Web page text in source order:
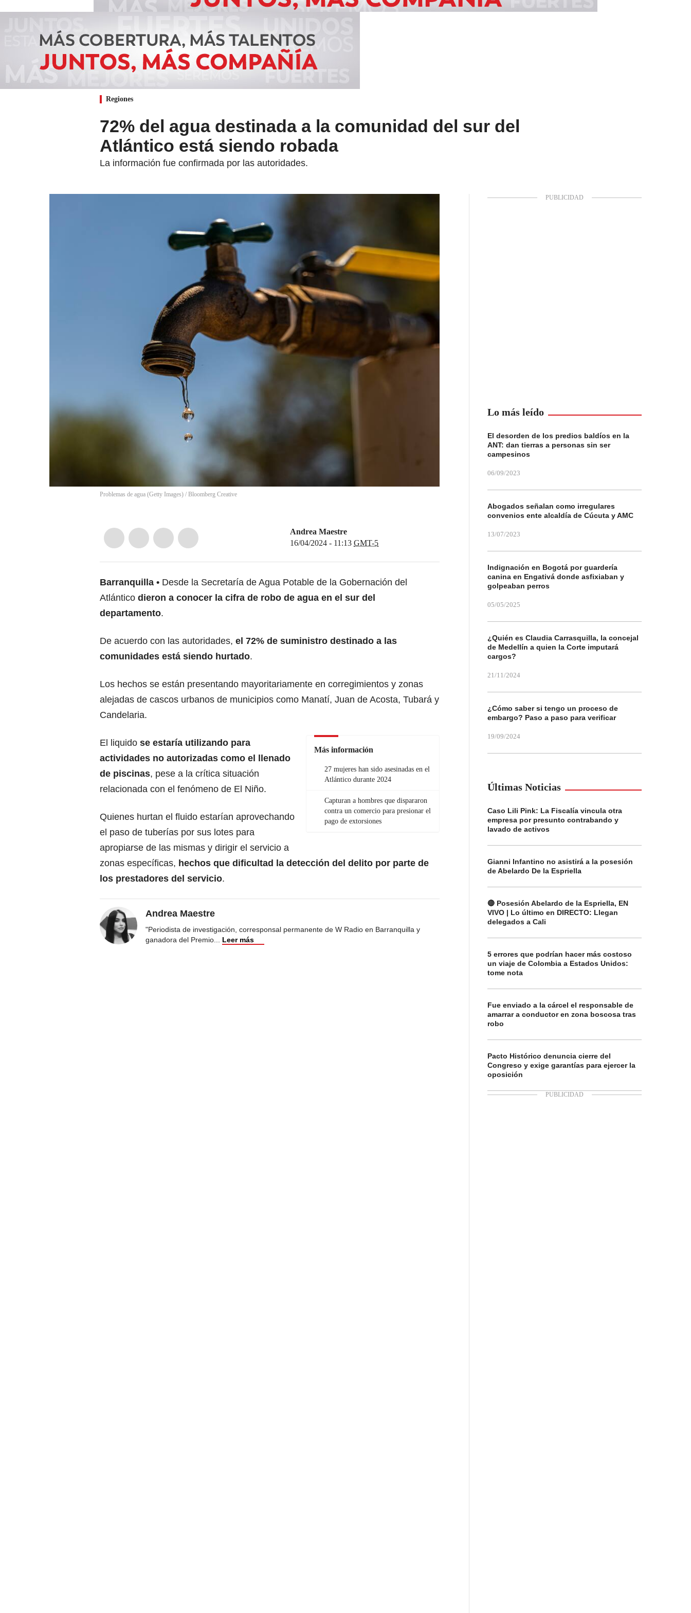
Regiones
72% del agua destinada a la comunidad del sur del
Atlántico está siendo robada
La información fue confirmada por las autoridades.
Problemas de agua (Getty Images) / Bloomberg Creative
Andrea Maestre
16/04/2024 - 11:13 GMT-5
Barranquilla
Desde la Secretaría de Agua Potable de la Gobernación del
Atlántico dieron a conocer la cifra de robo de agua en el sur del
departamento.
De acuerdo con las autoridades, el 72% de suministro destinado a las
comunidades está siendo hurtado.
Los hechos se están presentando mayoritariamente en corregimientos y zonas
alejadas de cascos urbanos de municipios como Manatí, Juan de Acosta, Tubará y
Candelaria.
Más información
27 mujeres han sido asesinadas en el
Atlántico durante 2024
Capturan a hombres que dispararon
contra un comercio para presionar el
pago de extorsiones
El liquido se estaría utilizando para
actividades no autorizadas como el llenado
de piscinas, pese a la crítica situación
relacionada con el fenómeno de El Niño.
Quienes hurtan el fluido estarían aprovechando
el paso de tuberías por sus lotes para
apropiarse de las mismas y dirigir el servicio a
zonas específicas, hechos que dificultad la detección del delito por parte de
los prestadores del servicio.
Andrea Maestre
"Periodista de investigación, corresponsal permanente de W Radio en Barranquilla y
ganadora del Premio... Leer más
Lo más leído
El desorden de los predios baldíos en la
ANT: dan tierras a personas sin ser
campesinos
06/09/2023
Abogados señalan como irregulares
convenios ente alcaldía de Cúcuta y AMC
13/07/2023
Indignación en Bogotá por guardería
canina en Engativá donde asfixiaban y
golpeaban perros
05/05/2025
¿Quién es Claudia Carrasquilla, la concejal
de Medellín a quien la Corte imputará
cargos?
21/11/2024
¿Cómo saber si tengo un proceso de
embargo? Paso a paso para verificar
19/09/2024
Últimas Noticias
Caso Lili Pink: La Fiscalía vincula otra
empresa por presunto contrabando y
lavado de activos
Gianni Infantino no asistirá a la posesión
de Abelardo De la Espriella
🔴 Posesión Abelardo de la Espriella, EN
VIVO | Lo último en DIRECTO: Llegan
delegados a Cali
5 errores que podrían hacer más costoso
un viaje de Colombia a Estados Unidos:
tome nota
Fue enviado a la cárcel el responsable de
amarrar a conductor en zona boscosa tras
robo
Pacto Histórico denuncia cierre del
Congreso y exige garantías para ejercer la
oposición